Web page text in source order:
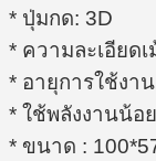
* ปุ่มกด: 3D
* ความละเอียด
* อายุการใช้งา
* ใช้พลังงานน้อ
* ขนาด :